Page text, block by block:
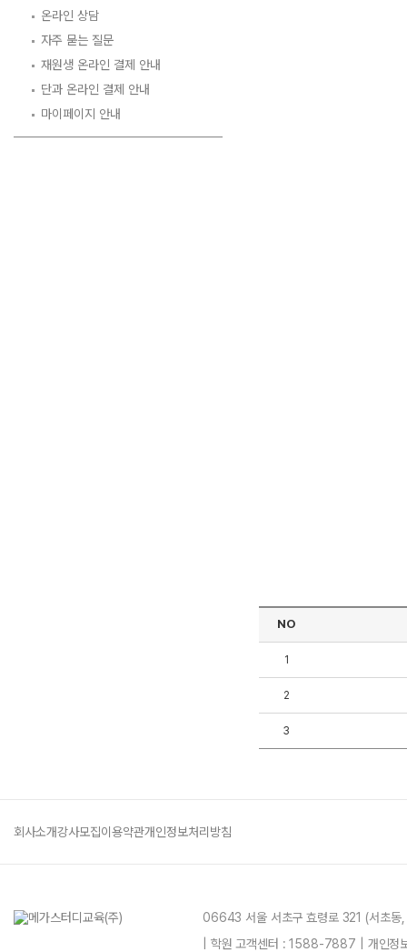
온라인 상담
자주 묻는 질문
재원생 온라인 결제 안내
단과 온라인 결제 안내
마이페이지 안내
NO
1
2
3
회사소개강사모집이용약관개인정보처리방침
06643 서울 서초구 효령로 321 (서초
| 학원 고객센터 : 1588-7887 | 개인